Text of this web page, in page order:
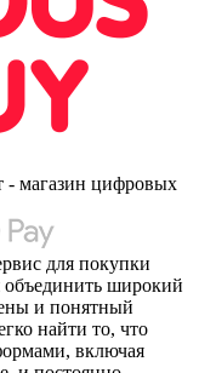
- магазин цифровых
для покупки
широкий
и понятный
найти то, что
включая